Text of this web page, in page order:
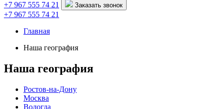
+7 967 555 74 21 Заказать звонок
+7 967 555 74 21
Главная
Наша география
Наша география
Ростов-на-Дону
Москва
Вологда